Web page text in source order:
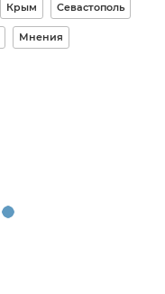
Крым Севастополь
Мнения